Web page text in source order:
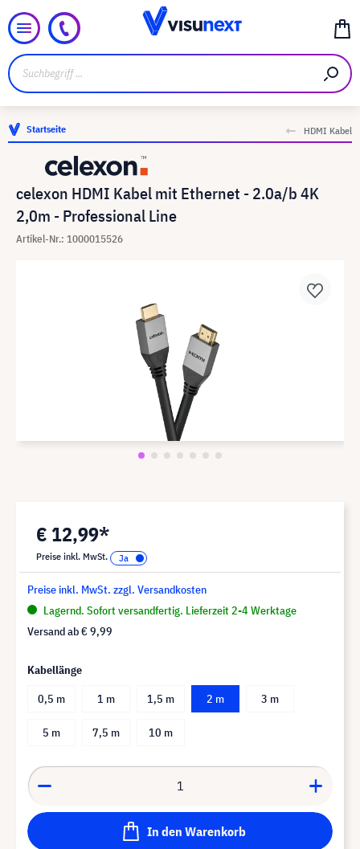
Startseite HDMI Kabel
celexon HDMI Kabel mit Ethernet - 2.0a/b 4K
2,0m - Professional Line
Artikel-Nr.: 1000015526
€ 12,99*
Preise inkl. MwSt.
Preise inkl. MwSt. zzgl. Versandkosten
Lagernd. Sofort versandfertig. Lieferzeit 2-4 Werktage
Versand ab€ 9,99
Kabellänge
0,5 m
1 m 1,5 m 2 m 3 m
5 m 7,5 m 10 m
In den Warenkorb